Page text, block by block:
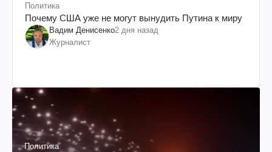
Политика
Почему США уже не могут вынудить Путина к миру
Вадим Денисенко2 дня назад
Журналист
Политика